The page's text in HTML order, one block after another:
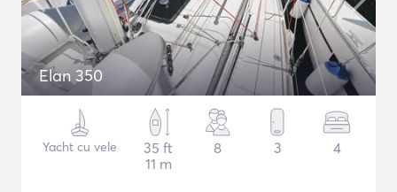
Elan 350
Yacht cu vele
35 ft
11 m
8 3 4